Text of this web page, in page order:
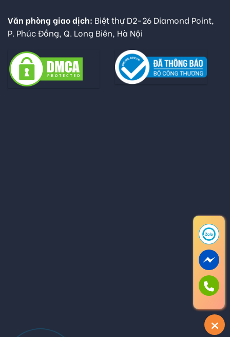
Văn phòng giao dịch: Biệt thự D2-26 Diamond Point,
P. Phúc Đồng, Q. Long Biên, Hà Nội